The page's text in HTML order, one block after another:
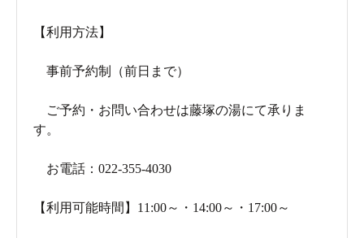
【利用方法】
事前予約制（前日まで）
ご予約・お問い合わせは藤塚の湯にて承りま
す。
お電話：022-355-4030
【利用可能時間】11:00～・14:00～・17:00～